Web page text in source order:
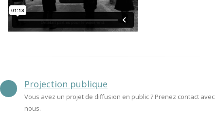
Projection publique
Vous avez un projet de diffusion en public ? Prenez contact avec
nous.